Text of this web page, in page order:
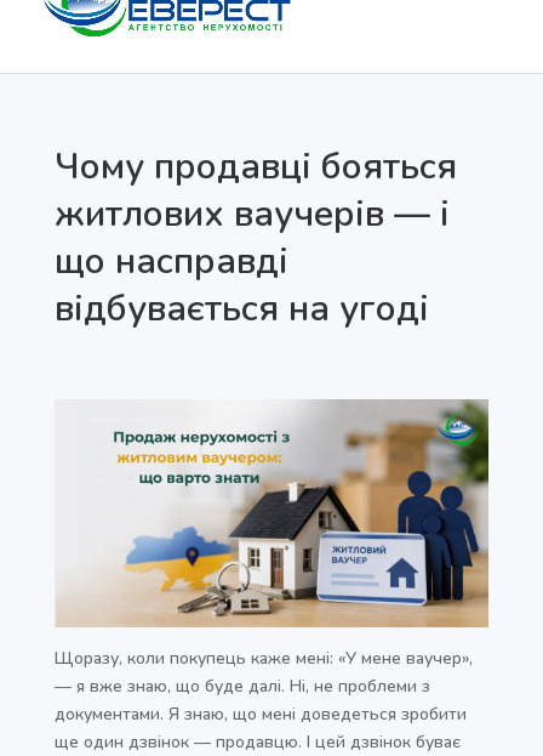
САЙТ АГЕНСТВА НЕРУХОМОСТІ ЕВЕРЕСТ М.ЛУЦЬК
Чому продавці бояться
житлових ваучерів — і
що насправді
відбувається на угоді
Щоразу, коли покупець каже мені: «У мене ваучер»,
— я вже знаю, що буде далі. Ні, не проблеми з
документами. Я знаю, що мені доведеться зробити
ще один дзвінок — продавцю. І цей дзвінок буває